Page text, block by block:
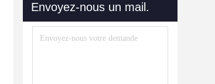
Envoyez-nous un mail.